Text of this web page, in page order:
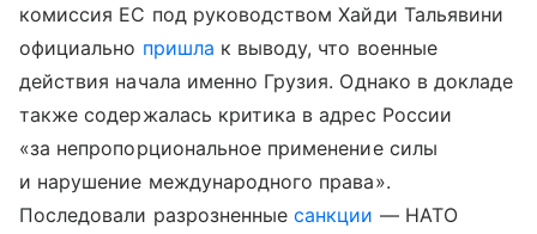
комиссия ЕС под руководством Хайди Тальявини
официально пришла к выводу, что военные
действия начала именно Грузия. Однако в докладе
также содержалась критика в адрес России
«за непропорциональное применение силы
и нарушение международного права».
Последовали разрозненныесанкции — НАТО